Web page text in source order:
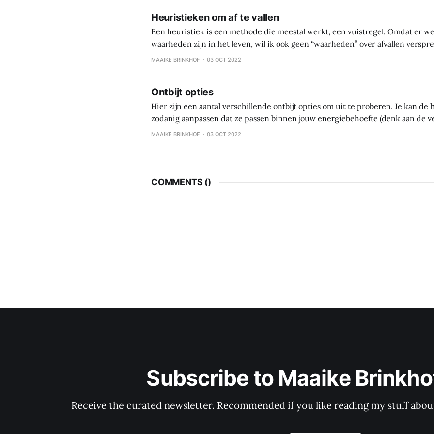
Heuristieken om af te vallen
Een heuristiek is een methode die meestal werkt, een vuistregel. Omdat er
waarheden zijn in het leven, wil ik ook geen “waarheden” over afvallen
persoonlijke reis, waarin je zelf gaat onderzoeken wat werkt en wat niet werkt
MAAIKE BRINKHOF 03 OCT 2022
Ontbijt opties
Hier zijn een aantal verschillende ontbijt opties om uit te proberen. Je kan de
zodanig aanpassen dat ze passen binnen jouw energiebehoefte (denk aan de
koolhydraten – eiwitten – vet). Als je probeert af te vallen, let dan vooral op
MAAIKE BRINKHOF 03 OCT 2022
COMMENTS ()
Subscribe to Maaike
Receive the curated newsletter. Recommended if you like reading my stuff